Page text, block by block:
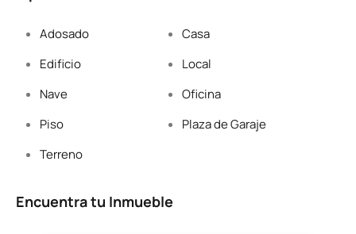
Adosado
Casa
Edificio
Local
Nave
Oficina
Piso
Plaza de Garaje
Terreno
Encuentra tu Inmueble